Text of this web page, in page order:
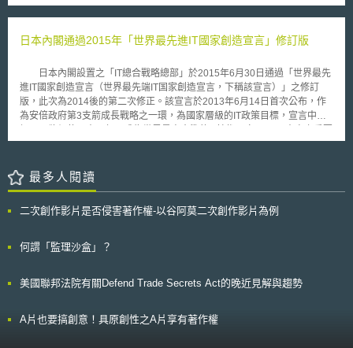
另外還要求企業(登記義務主體)必須針對持有資訊與在登記系統上資訊的差
異提出報告。 信託的實質受益權：「第五洗錢防制指令」擴大實質受益權
申報義務主體範圍，要求任何類似信託的法律安排及租稅中立性的信託均須
申報；另外還擴大該實質受益權申報的查閱至任何能提出具有合法利益的
洗錢防制指令」指出，該合法利益的定義不應侷限在行政或法律訴訟未決的
案件，而是應針對洗錢防制及反資助恐怖組織領域的預防工作為考量。 禁
止匿名保險箱。 調整預付工具(prepaid instruments)需進行盡職調查的門檻
(如禮品卡、旅遊卡)：價值要求從250歐元降低到150歐元。
的安全性。
行政命令「安全可靠且值得信賴的人工智慧開發暨使用」（Executive
Artificial Intelligence）、英國「支持創新的人工智慧監管政策白皮書」（A
國期望發展新興技術的同時，亦能確保AI使用的安全性與公平性。 壹、事件
摘要 英國科學、創新與技術部（Department for Science, Innovation and
Technology，DSIT）於2024年2月12日發布《AI保證介紹》（Introduction
to AI assurance）指引（下稱AI保證指引），AI保證係用於評測AI系統風險
與可信度的措施，於該指引說明實施AI保證之範圍、原則與步驟，目的係為
（Safety, Security and Robustness）、適當的透明性與可解釋性
（Appropriate Transparency and Explainability）、公平性（Fairness）、
問責與治理（Accountability and Governance）以及可挑戰性 與補救措施
及建構AI保證的五個步驟，以下將重點介紹上開所列之規範內容： 一、AI保
訓練AI的資料。 （二）、AI模型（AI models）：係指模型會透過輸入的資
料來學習某些指令與功能，以幫助建構模模型分析、解釋、預測或制定決策
用AI模型幫助、解決問題的產品、工具、應用程式或設備的系統，可包含單
日本內閣通過2015年「世界最先進IT國家創造宣言」修訂版
日本內閣設置之「IT總合戰略總部」於2015年6月30日通過「世界最先
進IT國家創造宣言（世界最先端IT国家創造宣言，下稱該宣言）」之修訂
版，此次為2014後的第二次修正。該宣言於2013年6月14日首次公布，作
為安倍政府第3支箭成長戰略之一環，為國家層級的IT政策目標，宣言中並
修正內容摘要如下： (一) 基本理念 1. 以日本之再生為基礎活用IT技術
府作為資訊總監（Chief Information Officer, CIO）為中心，打破省廳之間之
縱向關係，以「橫向串聯」的方式來推動IT政策。 2. 以全球為範圍建構日本
時代之進展為背景，並在確保資訊安全為前提下活用IT技術，建構全球獨一
以解決問題為導向建構四大支柱 以活用IT技術為特色，並以誘發各個領
整備IT技術之活用環境，未來擬立新法加促進及加速IT技術之活用；現
推動向民間開放公共資料（open data）之工作。 2. 充滿活力之社會：充分
利用IT技術之居民、工作及街道 整備資料共有之基礎設施，並分析及活
最多人閱讀
二次創作影片是否侵害著作權-以谷阿莫二次創作影片為例
何謂「監理沙盒」？
美國聯邦法院有關Defend Trade Secrets Act的晚近見解與趨勢
A片也要搞創意！具原創性之A片享有著作權